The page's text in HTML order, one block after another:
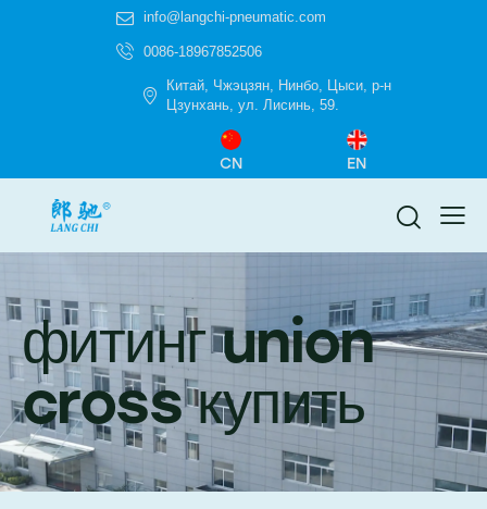
info@langchi-pneumatic.com
0086-18967852506
Китай, Чжэцзян, Нинбо, Цыси, р-н
Цзунхань, ул. Лисинь, 59.
CN EN
фитинг union
cross купить